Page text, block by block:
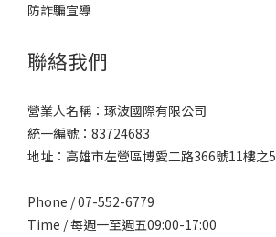
防詐騙宣導
聯絡我們
營業人名稱：琢波國際有限公司
統一編號：83724683
地址：高雄市左營區博愛二路366號11樓之5
Phone / 07-552-6779
Time / 每週一至週五09:00-17:00